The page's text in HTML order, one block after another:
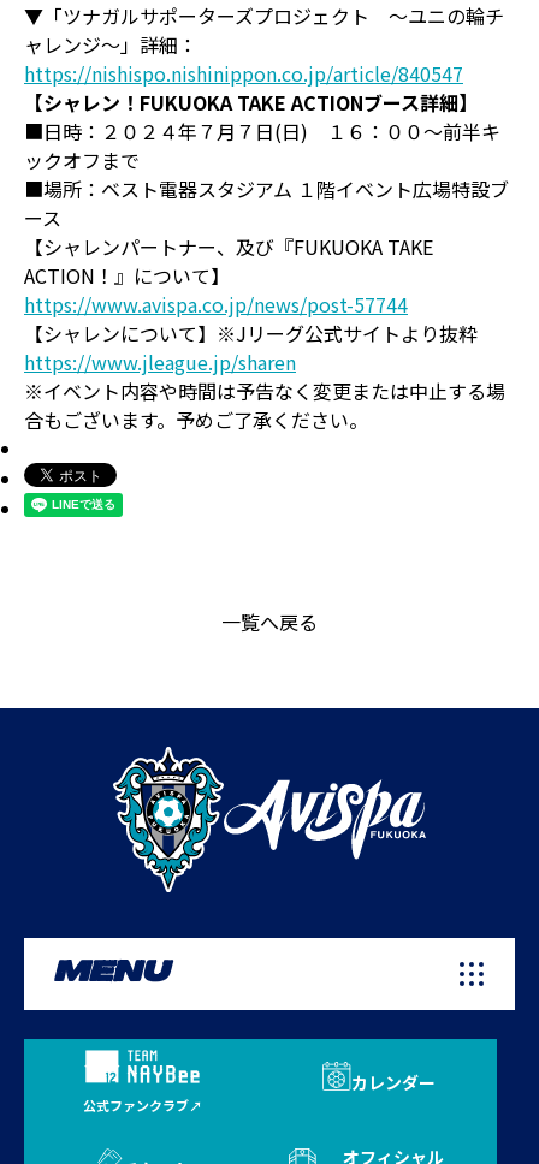
▼「ツナガルサポーターズプロジェクト ～ユニの輪チ
ャレンジ～」詳細：
https://nishispo.nishinippon.co.jp/article/840547
【シャレン！FUKUOKA TAKE ACTIONブース詳細】
■日時：２０２４年７月７日(日) １６：００～前半キ
ックオフまで
■場所：ベスト電器スタジアム １階イベント広場特設ブ
ース
【シャレンパートナー、及び『FUKUOKA TAKE
ACTION！』について】
https://www.avispa.co.jp/news/post-57744
【シャレンについて】※Jリーグ公式サイトより抜粋
https://www.jleague.jp/sharen
※イベント内容や時間は予告なく変更または中止する場
合もございます。予めご了承ください。
一覧へ戻る
MENU
公式ファンクラブ
カレンダー
オフィシャル